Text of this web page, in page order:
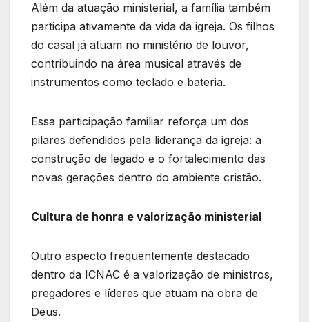
Além da atuação ministerial, a família também
participa ativamente da vida da igreja. Os filhos
do casal já atuam no ministério de louvor,
contribuindo na área musical através de
instrumentos como teclado e bateria.
Essa participação familiar reforça um dos
pilares defendidos pela liderança da igreja: a
construção de legado e o fortalecimento das
novas gerações dentro do ambiente cristão.
Cultura de honra e valorização ministerial
Outro aspecto frequentemente destacado
dentro da ICNAC é a valorização de ministros,
pregadores e líderes que atuam na obra de
Deus.